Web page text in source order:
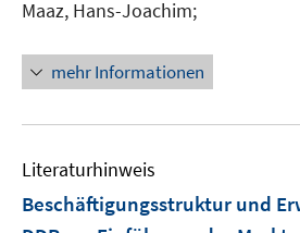
Maaz, Hans-Joachim;
mehr Informationen
Literaturhinweis
Beschäftigungsstruktur und